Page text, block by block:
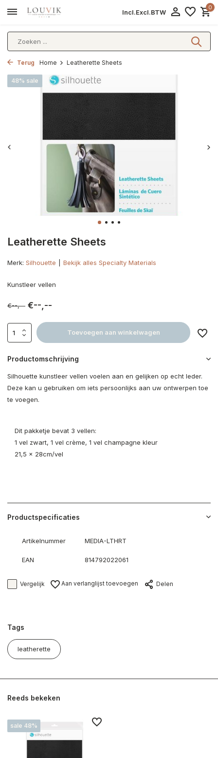
Incl.Excl.BTW
0
Terug Home Leatherette Sheets
Leatherette Sheets
48% sale
Merk: Silhouette Bekijk alles Specialty Materials
Kunstleer vellen
€--,-- €--,--
Toevoegen aan winkelwagen
Productomschrijving
Silhouette kunstleer vellen voelen aan en gelijken op echt leder.
Deze kan u gebruiken om iets persoonlijks aan uw ontwerpen toe
te voegen.
Dit pakketje bevat 3 vellen:
1 vel zwart, 1 vel crème, 1 vel champagne kleur
21,5 x 28cm/vel
Productspecificaties
Artikelnummer MEDIA-LTHRT
EAN 814792022061
Vergelijk Aan verlanglijst toevoegen Delen
Tags
leatherette
Reeds bekeken
sale 48%